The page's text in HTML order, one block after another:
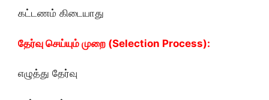
கட்டணம் கிடையாது
தேர்வு செய்யும் முறை (Selection Process):
எழுத்து தேர்வு